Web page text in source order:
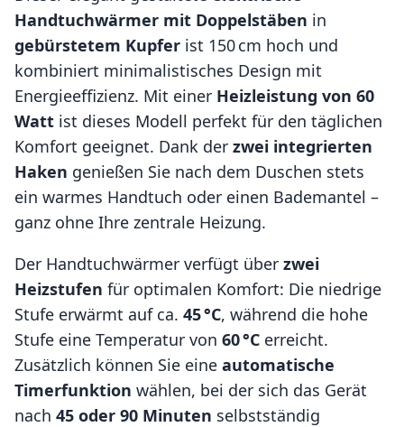
Handtuchwärmer mit Doppelstäben in
gebürstetem Kupfer ist 150 cm hoch und
kombiniert minimalistisches Design mit
Energieeffizienz. Mit einer Heizleistung von 60
Watt ist dieses Modell perfekt für den täglichen
Komfort geeignet. Dank der zwei integrierten
Haken genießen Sie nach dem Duschen stets
ein warmes Handtuch oder einen Bademantel –
ganz ohne Ihre zentrale Heizung.
Der Handtuchwärmer verfügt über zwei
Heizstufen für optimalen Komfort: Die niedrige
Stufe erwärmt auf ca. 45 °C, während die hohe
Stufe eine Temperatur von 60 °C erreicht.
Zusätzlich können Sie eine automatische
Timerfunktion wählen, bei der sich das Gerät
nach 45 oder 90 Minuten selbstständig